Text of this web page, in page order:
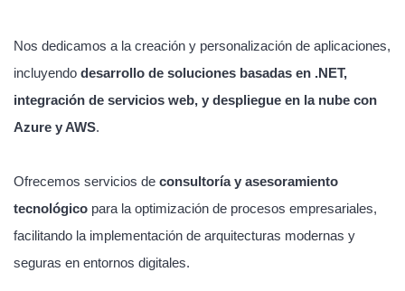
Nos dedicamos a la creación y personalización de aplicaciones,
incluyendo desarrollo de soluciones basadas en .NET,
integración de servicios web, y despliegue en la nube con
Azure y AWS.
Ofrecemos servicios de consultoría y asesoramiento
tecnológico para la optimización de procesos empresariales,
facilitando la implementación de arquitecturas modernas y
seguras en entornos digitales.